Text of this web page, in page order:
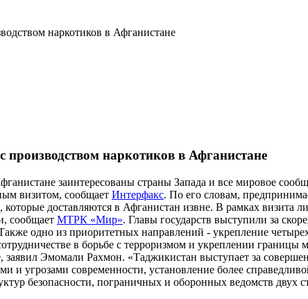
наркотиков в Афганистане
наркотиков в Афганистане
заинтересованы страны Запада и все мировое
визитом, сообщает Интерфакс. По его словам,
доставляются в Афганистан извне. В рамках визита
сообщает МТРК «Мир». Главы государств выступили за
одно из приоритетных направлений - укрепление
в борьбе с терроризмом и укреплении
Эмомали Рахмон. «Таджикистан выступает за
и угрозами современности, установление более
безопасности, пограничных и оборонных ведомств двух